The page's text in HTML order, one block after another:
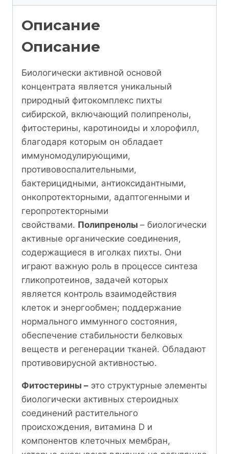
Описание
Описание
Биологически активной основой
концентрата является уникальный
природный фитокомплекс пихты
сибирской, включающий полипренолы,
фитостерины, каротиноиды и хлорофилл,
благодаря которым он обладает
иммуномодулирующими,
противовоспалительными,
бактерицидными, антиоксидантными,
онкопротекторными, адаптогенными и
геропротекторными
свойствами. Полипренолы – биологически
активные органические соединения,
содержащиеся в иголках пихты. Они
играют важную роль в процессе синтеза
гликопротеинов, задачей которых
является контроль взаимодействия
клеток и энергообмен; поддержание
нормального иммунного состояния,
обеспечение стабильности белковых
веществ и регенерации тканей. Обладают
противовирусной активностью.
Фитостерины – это структурные элементы
биологически активных стероидных
соединений растительного
происхождения, витамина D и
компонентов клеточных мембран,